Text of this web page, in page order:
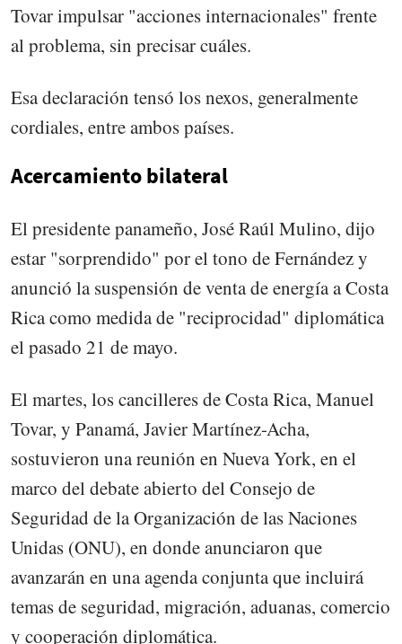
Tovar impulsar "acciones internacionales" frente
al problema, sin precisar cuáles.
Esa declaración tensó los nexos, generalmente
cordiales, entre ambos países.
Acercamiento bilateral
El presidente panameño, José Raúl Mulino, dijo
estar "sorprendido" por el tono de Fernández y
anunció la suspensión de venta de energía a Costa
Rica como medida de "reciprocidad" diplomática
el pasado 21 de mayo.
El martes, los cancilleres de Costa Rica, Manuel
Tovar, y Panamá, Javier Martínez-Acha,
sostuvieron una reunión en Nueva York, en el
marco del debate abierto del Consejo de
Seguridad de la Organización de las Naciones
Unidas (ONU), en donde anunciaron que
avanzarán en una agenda conjunta que incluirá
temas de seguridad, migración, aduanas, comercio
y cooperación diplomática.